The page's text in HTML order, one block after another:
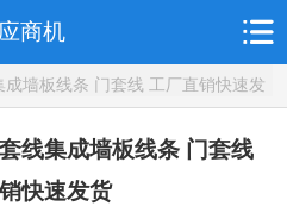
商机
墙板线条 门套线 工厂直销快速发
线集成墙板线条 门套线
快速发货